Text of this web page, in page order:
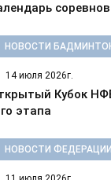
НОВОСТИ
14 июля 2026г.
Кубок
этапа
НОВОСТИ ФЕДЕРАЦИИ